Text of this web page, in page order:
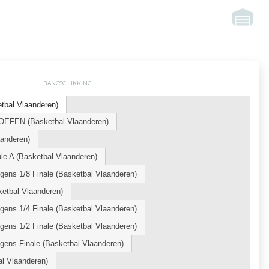
RANGSCHIKKING
Vlaanderen)
(Basketbal Vlaanderen)
A (Basketbal Vlaanderen)
1/8 Finale (Basketbal Vlaanderen)
Vlaanderen)
1/4 Finale (Basketbal Vlaanderen)
1/2 Finale (Basketbal Vlaanderen)
Finale (Basketbal Vlaanderen)
Vlaanderen)